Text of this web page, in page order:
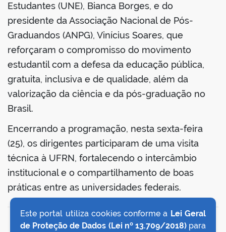
Estudantes (UNE), Bianca Borges, e do
presidente da Associação Nacional de Pós-
Graduandos (ANPG), Vinícius Soares, que
reforçaram o compromisso do movimento
estudantil com a defesa da educação pública,
gratuita, inclusiva e de qualidade, além da
valorização da ciência e da pós-graduação no
Brasil.
Encerrando a programação, nesta sexta-feira
(25), os dirigentes participaram de uma visita
técnica à UFRN, fortalecendo o intercâmbio
institucional e o compartilhamento de boas
práticas entre as universidades federais.
VOLTAR AO TOPO
Este portal utiliza cookies conforme a Lei Geral
de Proteção de Dados (Lei nº 13.709/2018)para